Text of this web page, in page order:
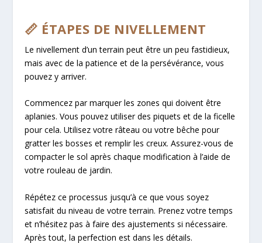
📏 ÉTAPES DE NIVELLEMENT
Le nivellement d’un terrain peut être un peu fastidieux,
mais avec de la patience et de la persévérance, vous
pouvez y arriver.
Commencez par marquer les zones qui doivent être
aplanies. Vous pouvez utiliser des piquets et de la ficelle
pour cela. Utilisez votre râteau ou votre bêche pour
gratter les bosses et remplir les creux. Assurez-vous de
compacter le sol après chaque modification à l’aide de
votre rouleau de jardin.
Répétez ce processus jusqu’à ce que vous soyez
satisfait du niveau de votre terrain. Prenez votre temps
et n’hésitez pas à faire des ajustements si nécessaire.
Après tout, la perfection est dans les détails.